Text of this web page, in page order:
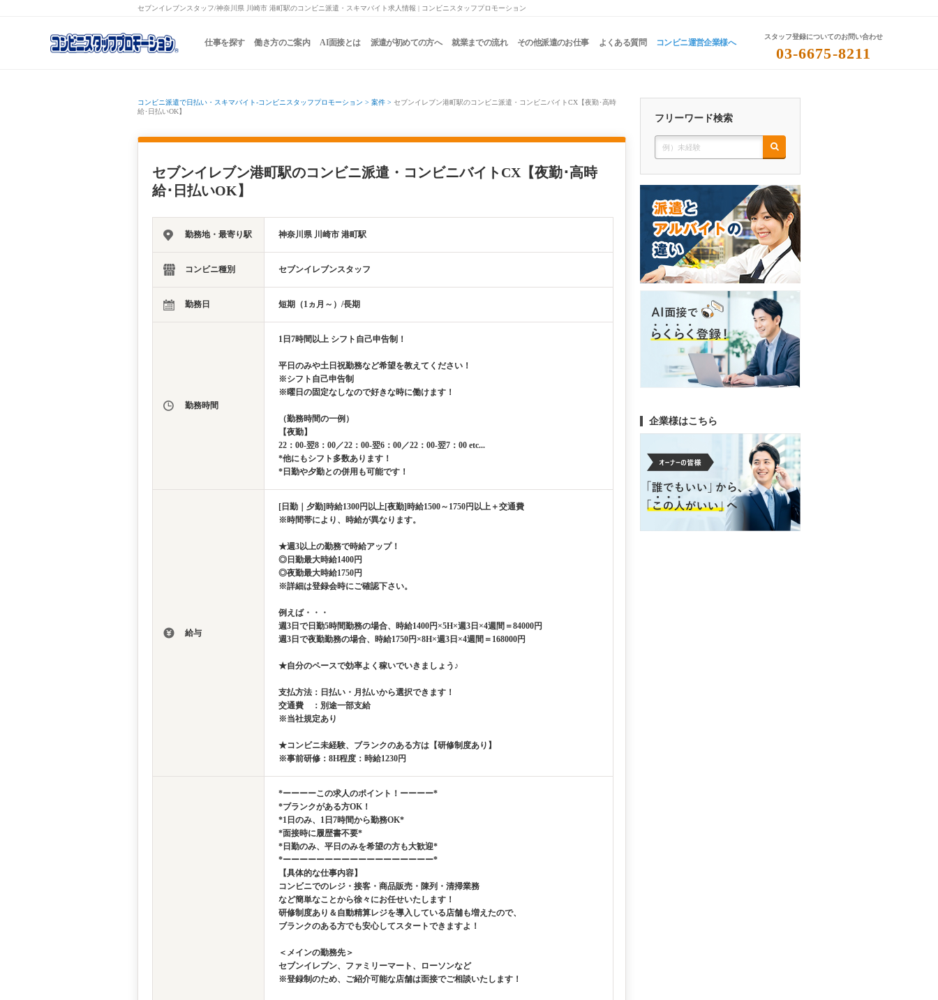
セブンイレブンスタッフ/神奈川県 川崎市 港町駅のコンビニ派遣・スキマバイト求人情報 | コンビニスタッフプロモーション
仕事を探す 働き方のご案内 AI面接とは 派遣が初めての方へ 就業までの流れ その他派遣のお仕事 よくある質問 コンビニ運営企業様へ
スタッフ登録についてのお問い合わせ
03-6675-8211
コンビニ派遣で日払い・スキマバイト-コンビニスタッフプロモーション > 案件 > セブンイレブン港町駅のコンビニ派遣・コンビニバイトCX【夜勤･高時
給･日払いOK】
セブンイレブン港町駅のコンビニ派遣・コンビニバイトCX【夜勤･高時
給･日払いOK】
勤務地・最寄り駅 神奈川県 川崎市 港町駅
コンビニ種別 セブンイレブンスタッフ
勤務日 短期（1ヵ月～）/長期
勤務時間
1日7時間以上 シフト自己申告制！
平日のみや土日祝勤務など希望を教えてください！
※シフト自己申告制
※曜日の固定なしなので好きな時に働けます！
（勤務時間の一例）
【夜勤】
22：00-翌8：00／22：00-翌6：00／22：00-翌7：00 etc...
*他にもシフト多数あります！
*日勤や夕勤との併用も可能です！
給与
[日勤｜夕勤]時給1300円以上[夜勤]時給1500～1750円以上＋交通費
※時間帯により、時給が異なります。
★週3以上の勤務で時給アップ！
◎日勤最大時給1400円
◎夜勤最大時給1750円
※詳細は登録会時にご確認下さい。
例えば・・・
週3日で日勤5時間勤務の場合、時給1400円×5H×週3日×4週間＝84000円
週3日で夜勤勤務の場合、時給1750円×8H×週3日×4週間＝168000円
★自分のペースで効率よく稼いでいきましょう♪
支払方法：日払い・月払いから選択できます！
交通費 ：別途一部支給
※当社規定あり
★コンビニ未経験、ブランクのある方は【研修制度あり】
※事前研修：8H程度：時給1230円
*ーーーーこの求人のポイント！ーーーー*
*ブランクがある方OK！
*1日のみ、1日7時間から勤務OK*
*面接時に履歴書不要*
*日勤のみ、平日のみを希望の方も大歓迎*
*ーーーーーーーーーーーーーーーーーー*
【具体的な仕事内容】
コンビニでのレジ・接客・商品販売・陳列・清掃業務
など簡単なことから徐々にお任せいたします！
研修制度あり＆自動精算レジを導入している店舗も増えたので、
ブランクのある方でも安心してスタートできますよ！
＜メインの勤務先＞
セブンイレブン、ファミリーマート、ローソンなど
※登録制のため、ご紹介可能な店舗は面接でご相談いたします！
フリーワード検索
企業様はこちら